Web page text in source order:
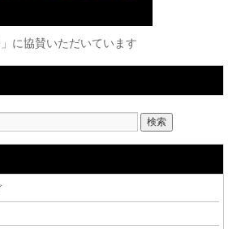
」に協賛いただいています